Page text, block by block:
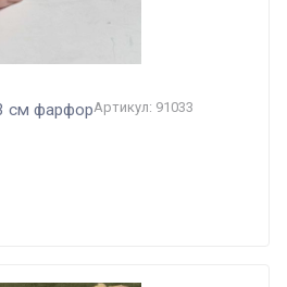
см фарфорАртикул: 91033